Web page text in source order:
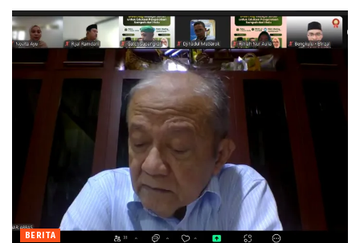
BERITA